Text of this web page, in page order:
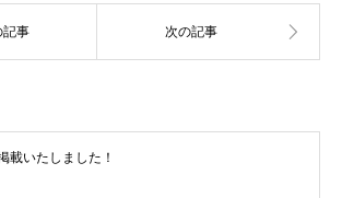
載いたしました！